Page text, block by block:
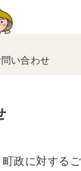
問い合わせ
政に対する